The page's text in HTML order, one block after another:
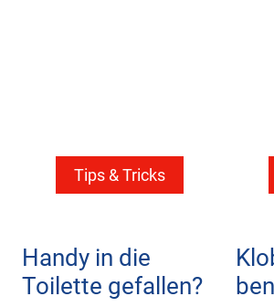
Tips & Tricks
Handy in die
Toilette gefallen?